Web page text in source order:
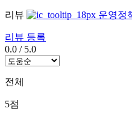
리뷰 운영정
리뷰 등록
0.0 / 5.0
전체
5점